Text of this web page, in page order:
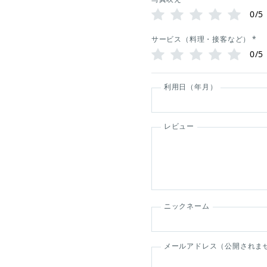
0/5
サービス（料理・接客など） *
0/5
利用日（年月）
レビュー
ニックネーム
メールアドレス（公開されま